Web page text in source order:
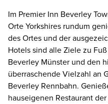
Im Premier Inn Beverley
Orte Yorkshires rundum
des Ortes und der
Hotels sind alle Ziele zu
Beverley Münster und den
überraschende Vielzahl an
Beverley Rennbahn.
hauseigenen Restaurant